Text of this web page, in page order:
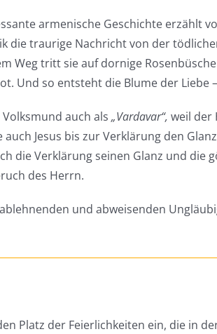
armenische Geschichte erzählt
die traurige Nachricht von der
Weg tritt sie auf dornige
Und so entsteht die Blume der Liebe
auch als „Vardavar“, weil der
Jesus bis zur Verklärung den
die Verklärung seinen Glanz und die
des Herrn.
und abweisenden
Platz der Feierlichkeiten ein, die in